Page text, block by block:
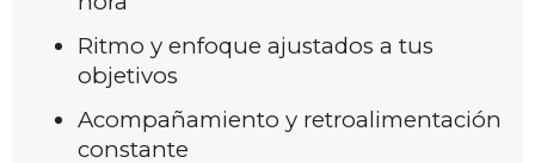
Ritmo y enfoque ajustados a tus
objetivos
Acompañamiento y retroalimentación
constante